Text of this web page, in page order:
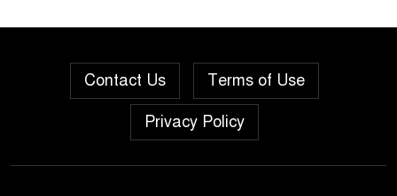
Contact Us Terms of Use
Privacy Policy